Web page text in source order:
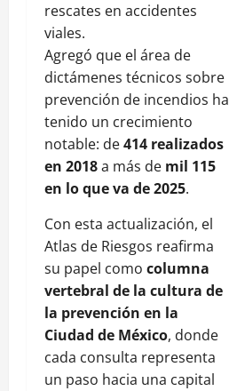
rescates en accidentes
viales.
Agregó que el área de
dictámenes técnicos sobre
prevención de incendios ha
tenido un crecimiento
notable: de414 realizados
en 2018a más de mil 115
en lo que va de 2025.
Con esta actualización, el
Atlas de Riesgos reafirma
su papel como columna
vertebral de la cultura de
la prevención en la
Ciudad de México, donde
cada consulta representa
un paso hacia una capital